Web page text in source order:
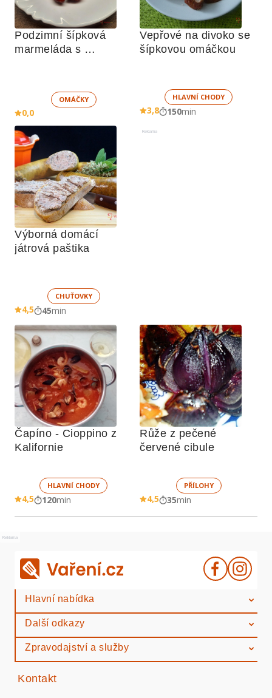
Podzimní šípková
marmeláda s
OMÁČKY
0,0
Vepřové na divoko se
šípkovou omáčkou
HLAVNÍ CHODY
3,8 150min
Výborná domácí
játrová paštika
CHUŤOVKY
4,5 45min
Reklama
Čapíno - Cioppino z
Kalifornie
HLAVNÍ CHODY
4,5 120min
Růže z pečené
červené cibule
PŘÍLOHY
4,5 35min
Reklama
Hlavní nabídka
Další odkazy
Zpravodajství a služby
Kontakt